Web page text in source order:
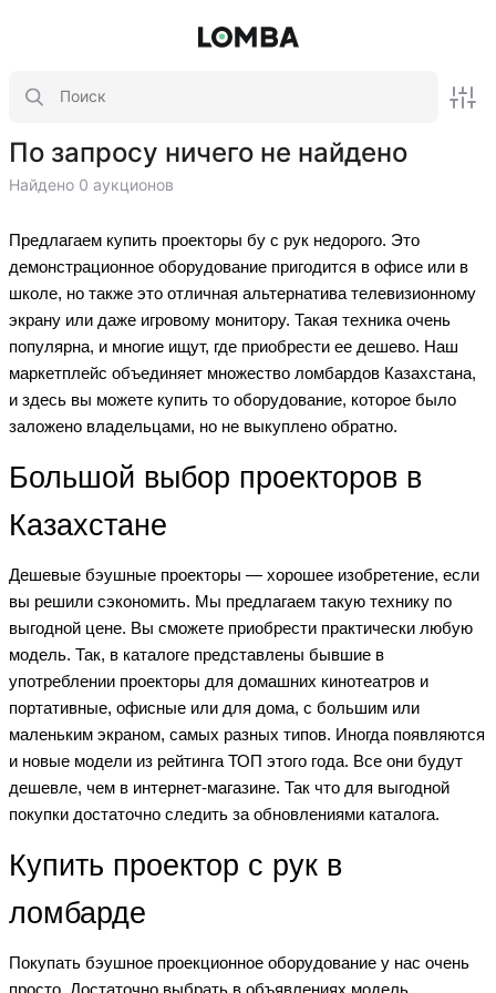
По запросу ничего не найдено
Найдено 0 аукционов
Предлагаем купить проекторы бу с рук недорого. Это
демонстрационное оборудование пригодится в офисе или в
школе, но также это отличная альтернатива телевизионному
экрану или даже игровому монитору. Такая техника очень
популярна, и многие ищут, где приобрести ее дешево. Наш
маркетплейс объединяет множество ломбардов Казахстана,
и здесь вы можете купить то оборудование, которое было
заложено владельцами, но не выкуплено обратно.
Большой выбор проекторов в
Казахстане
Дешевые бэушные проекторы — хорошее изобретение, если
вы решили сэкономить. Мы предлагаем такую технику по
выгодной цене. Вы сможете приобрести практически любую
модель. Так, в каталоге представлены бывшие в
употреблении проекторы для домашних кинотеатров и
портативные, офисные или для дома, с большим или
маленьким экраном, самых разных типов. Иногда появляются
и новые модели из рейтинга ТОП этого года. Все они будут
дешевле, чем в интернет-магазине. Так что для выгодной
покупки достаточно следить за обновлениями каталога.
Купить проектор с рук в
ломбарде
Покупать бэушное проекционное оборудование у нас очень